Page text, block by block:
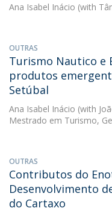
Ana Isabel Inácio (with
OUTRAS
Turismo Nautico e
produtos
Setúbal
Ana Isabel Inácio (with
Mestrado em Turismo,
OUTRAS
Contributos do
Desenvolvimento
do Cartaxo